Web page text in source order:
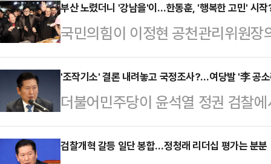
이정현 공관위원장을 중심으로 한 '
모양새다.이정현 공관위원장은 18
수의 미래를 새로 설계할 수 있는
"새 얼굴, 새 감각, 새 리더십이 나
으로 충분히 성장했고, 이름도 알렸
면, 이제는 후…
부산 노렸더니 '강남을'이…한동훈, '행복한 고민' 시작
국민의힘이 이정현 공천관리위원
고 있는 가운데 이러한 상황이 한동
게 작용하고 있다는 분석이 나온다.
표에게 다양한 지역에서 기회가 생
18일 페이스북에 "공천과 관련해
는 것에 대해 피하지 않겠다. 정면
'조작기소' 결론 내려놓고 국정조사?…여당발 '李 공
더불어민주당이 윤석열 정권 검찰
대한 국정조사에 사활을 걸고 있다.
취소를 위한 발판이기 때문이다. 다
검찰개혁 갈등 일단 봉합…정청래 리더십 평가는 분분